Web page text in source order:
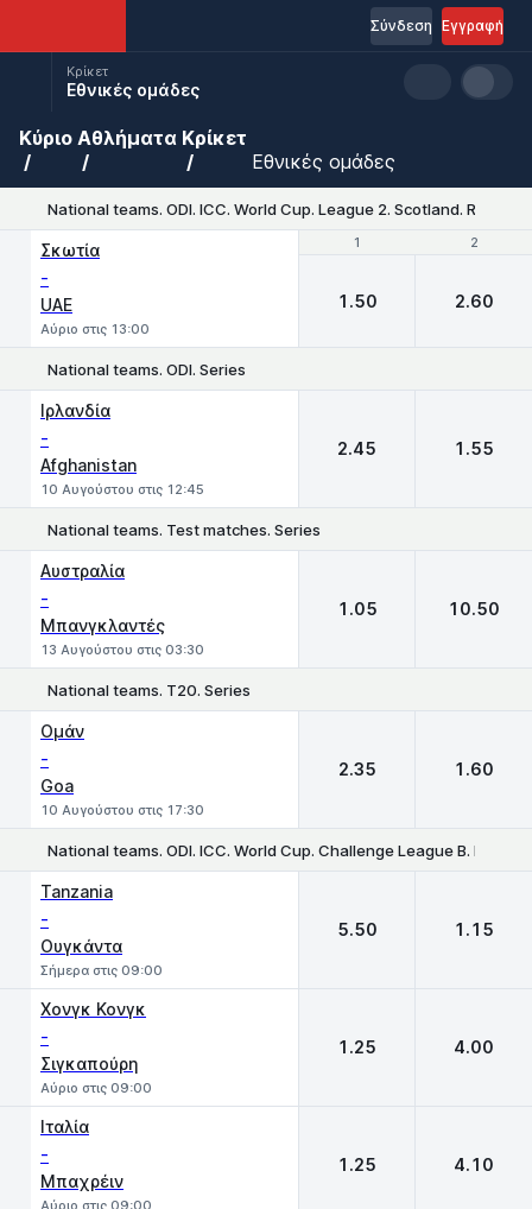
Εγγραφή
Σύνδεση
Κρίκετ
Εθνικές ομάδες
Κύριο Αθλήματα Κρίκετ
Εθνικές ομάδες
National teams. ODI. ICC. World Cup. League 2. Scotland.
1 2
Σκωτία
-
UAE
Αύριο στις 13:00
1 2
1.50 2.60
National teams. ODI. Series
Ιρλανδία
-
Afghanistan
10 Αυγούστου στις 12:45
2.45 1.55
National teams. Test matches. Series
Αυστραλία
-
Μπανγκλαντές
13 Αυγούστου στις 03:30
1.05 10.50
National teams. T20. Series
Ομάν
-
Goa
10 Αυγούστου στις 17:30
2.35 1.60
National teams. ODI. ICC. World Cup. Challenge League B. Hong
Tanzania
-
Ουγκάντα
Σήμερα στις 09:00
5.50 1.15
Χονγκ Κονγκ
-
Σιγκαπούρη
Αύριο στις 09:00
1.25 4.00
Ιταλία
-
Μπαχρέιν
Αύριο στις 09:00
1.25 4.10